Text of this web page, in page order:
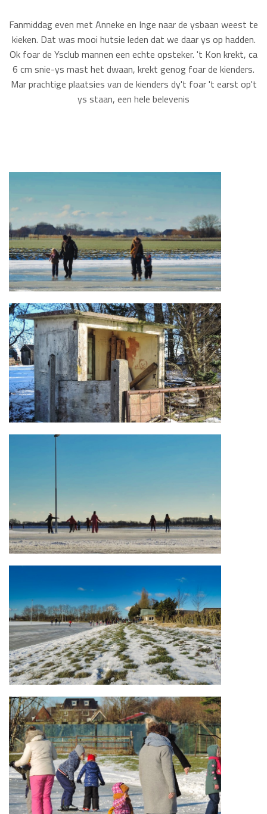
Fanmiddag even met Anneke en Inge naar de ysbaan weest te
kieken. Dat was mooi hutsie leden dat we daar ys op hadden.
Ok foar de Ysclub mannen een echte opsteker. 't Kon krekt, ca
6 cm snie-ys mast het dwaan, krekt genog foar de kienders.
Mar prachtige plaatsies van de kienders dy't foar 't earst op't
ys staan, een hele belevenis